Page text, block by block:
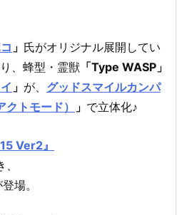
」 氏がオリジナル展開してい
、蜂型・霊獣 「Type WASP」
」 が、 グッドスマイルカンパ
トモード） 」 で立体化♪
Ver2』
場。